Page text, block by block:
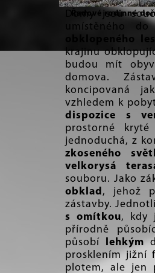
Řadové rodinné
Domy jsou
umístěného
obklopeného
krajinu
budou mít
domova.
koncipovaná
vzhledem k
dispozice s
prostorné
jednoduchá, z
zkoseného
velkorysá
souboru. Jako
obklad , jehož
zástavby.
s omítkou, kdy
přírodně
působí
lehkým
prosklením jižní
plotem, ale jen